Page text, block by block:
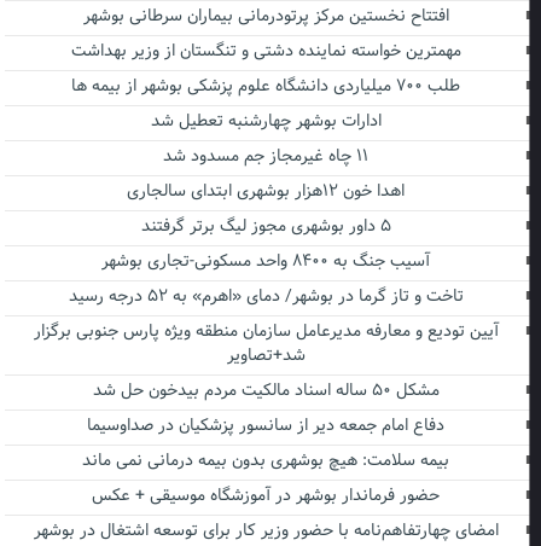
افتتاح نخستین مرکز پرتودرمانی بیماران سرطانی بوشهر
مهمترین خواسته نماینده دشتی و تنگستان از وزیر بهداشت
طلب ۷۰۰ میلیاردی دانشگاه علوم پزشکی بوشهر از بیمه ها
ادارات بوشهر چهارشنبه تعطیل شد
اهدا خون ۱۲هزار بوشهری ابتدای سالجاری
آسیب جنگ به ۸۴۰۰ واحد مسکونی-تجاری بوشهر
تاخت و تاز گرما در بوشهر/ دمای «اهرم» به ۵۲ درجه رسید
آیین تودیع و معارفه مدیرعامل سازمان منطقه ویژه پارس جنوبی برگزار
شد+تصاویر
مشکل ۵۰ ساله اسناد مالکیت مردم بیدخون حل شد
دفاع امام جمعه دیر از سانسور پزشکیان در صداوسیما
بیمه سلامت: هیچ بوشهری بدون بیمه درمانی نمی ماند
حضور فرماندار بوشهر در آموزشگاه موسیقی + عکس
امضای چهارتفاهم‌نامه با حضور وزیر کار برای توسعه اشتغال در بوشهر